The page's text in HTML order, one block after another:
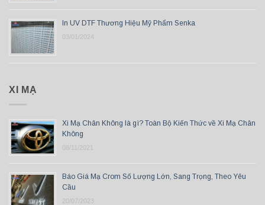
In UV DTF Thương Hiệu Mỹ Phẩm Senka
03/01/2024
XI MẠ
Xi Mạ Chân Không là gì? Toàn Bộ Kiến Thức về Xi Mạ Chân
Không
08/11/2021
Báo Giá Mạ Crom Số Lượng Lớn, Sang Trọng, Theo Yêu
Cầu
20/07/2023